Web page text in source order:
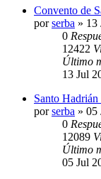
Convento de
porserba » 13
0
12422
Último
13 Jul
Santo
porserba » 05
0
12089
Último
05 Jul